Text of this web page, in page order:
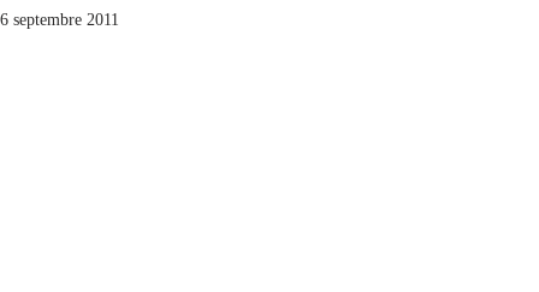
6 septembre 2011